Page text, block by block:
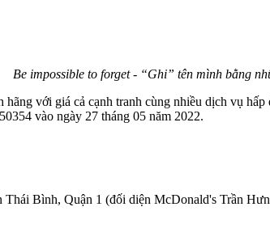
Be impossible to forget - “Ghi” tên mình bằng
với giá cả cạnh tranh cùng nhiều dịch vụ
vào ngày 27 tháng 05 năm 2022.
Bình, Quận 1 (đối diện McDonald's Trần